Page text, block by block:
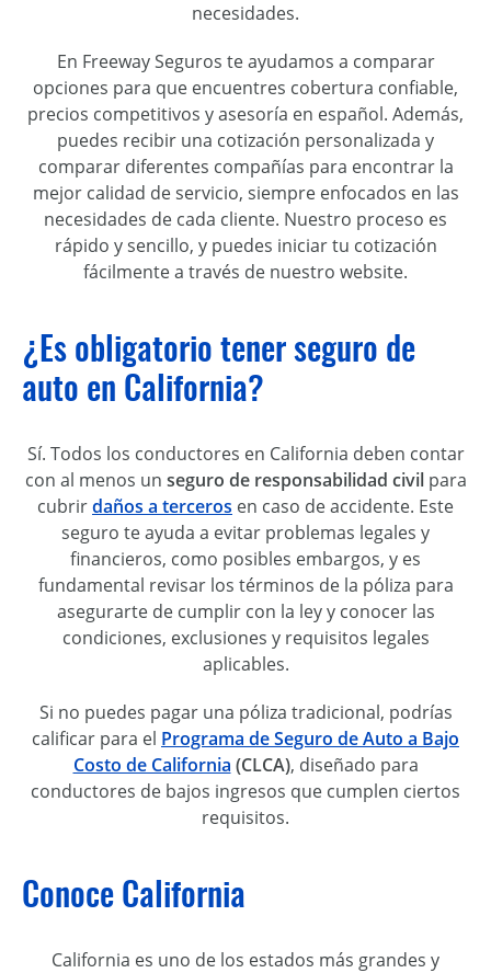
necesidades.
En Freeway Seguros te ayudamos a comparar
opciones para que encuentres cobertura confiable,
precios competitivos y asesoría en español. Además,
puedes recibir una cotización personalizada y
comparar diferentes compañías para encontrar la
mejor calidad de servicio, siempre enfocados en las
necesidades de cada cliente. Nuestro proceso es
rápido y sencillo, y puedes iniciar tu cotización
fácilmente a través de nuestro website.
¿Es obligatorio tener seguro de
auto en California?
Sí. Todos los conductores en California deben contar
con al menos un seguro de responsabilidad civilpara
cubrirdaños a terceros en caso de accidente. Este
seguro te ayuda a evitar problemas legales y
financieros, como posibles embargos, y es
fundamental revisar los términos de la póliza para
asegurarte de cumplir con la ley y conocer las
condiciones, exclusiones y requisitos legales
aplicables.
Si no puedes pagar una póliza tradicional, podrías
calificar para el Programa de Seguro de Auto a Bajo
Costo de California (CLCA), diseñado para
conductores de bajos ingresos que cumplen ciertos
requisitos.
Conoce California
California es uno de los estados más grandes y